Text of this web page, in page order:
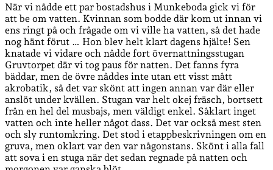
När vi nådde ett par bostadshus i Munkeboda gick vi för
att be om vatten. Kvinnan som bodde där kom ut innan vi
ens ringt på och frågade om vi ville ha vatten, så det hade
nog hänt förut … Hon blev helt klart dagens hjälte! Sen
knatade vi vidare och nådde fort övernattningsstugan
Gruvtorpet där vi tog paus för natten. Det fanns fyra
bäddar, men de övre nåddes inte utan ett visst mått
akrobatik, så det var skönt att ingen annan var där eller
anslöt under kvällen. Stugan var helt okej fräsch, bortsett
från en hel del musbajs, men väldigt enkel. Såklart inget
vatten och inte heller något dass. Det var också mest sten
och sly runtomkring. Det stod i etappbeskrivningen om en
gruva, men oklart var den var någonstans. Skönt i alla fall
att sova i en stuga när det sedan regnade på natten och